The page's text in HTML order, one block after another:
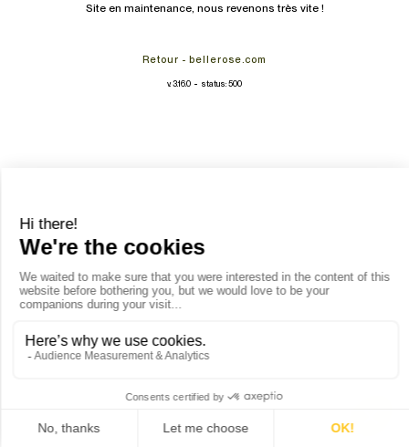
Site en maintenance, nous revenons très vite !
Retour - bellerose.com
v. 3.16.0 - status: 500